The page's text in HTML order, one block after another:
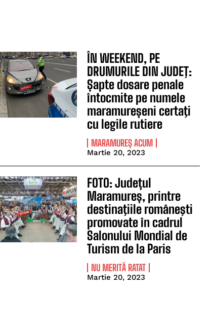
ÎN WEEKEND, PE
DRUMURILE DIN JUDEŢ:
Șapte dosare penale
întocmite pe numele
maramureșeni certaţi
cu legile rutiere
MARAMUREȘ ACUM
Martie 20, 2023
FOTO: Județul
Maramureș, printre
destinaţiile româneşti
promovate în cadrul
Salonului Mondial de
Turism de la Paris
NU MERITĂ RATAT
Martie 20, 2023